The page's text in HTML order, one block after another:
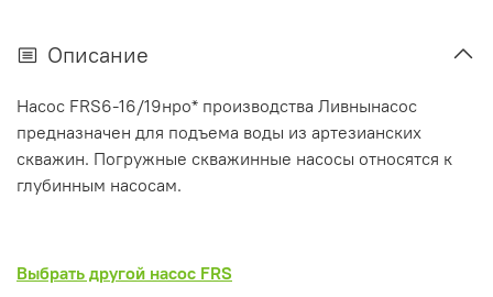
Описание
Насос FRS6-16/19нро* производства Ливнынасос
предназначен для подъема воды из артезианских
скважин. Погружные скважинные насосы относятся к
глубинным насосам.
Выбрать другой насос FRS